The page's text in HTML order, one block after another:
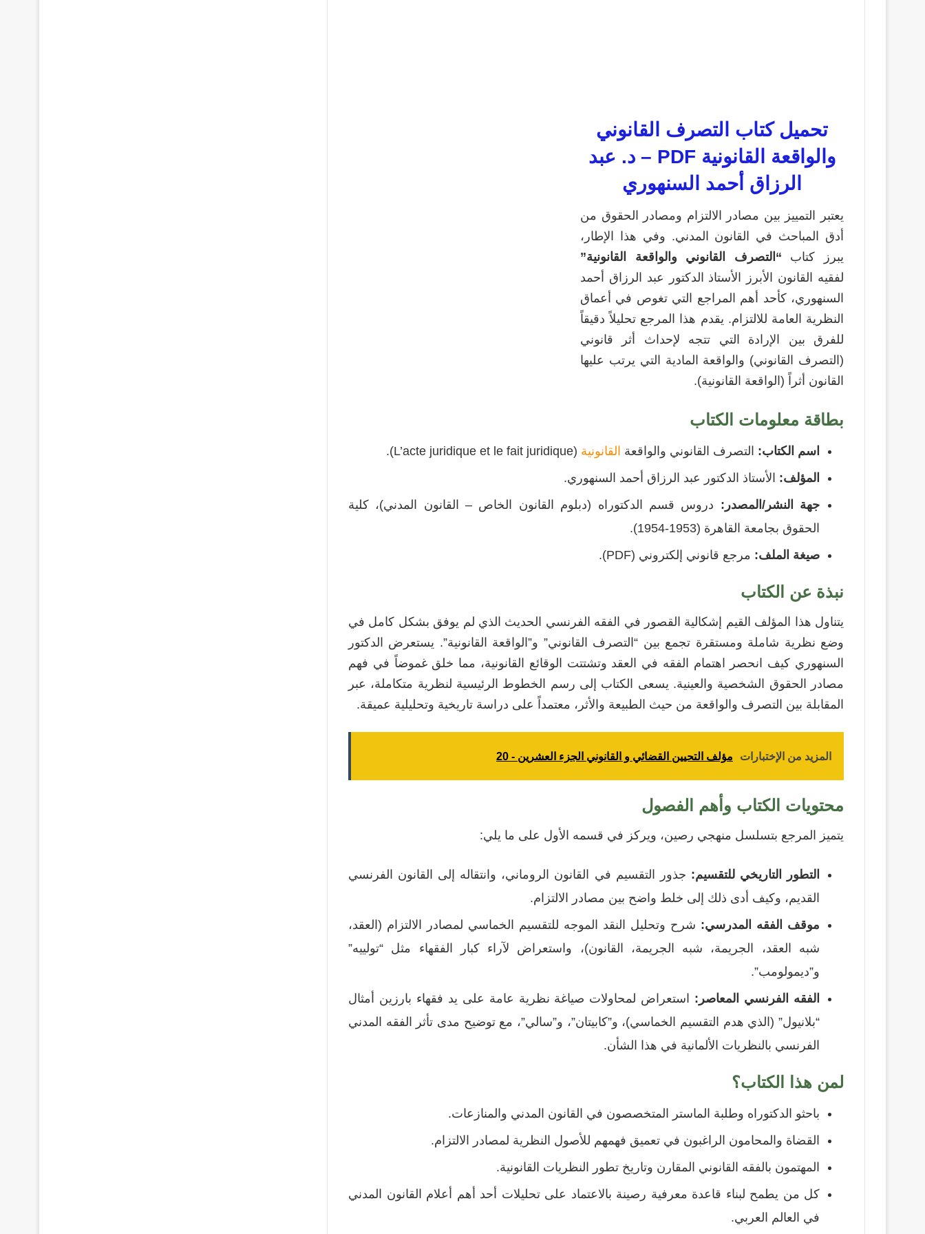
تحميل كتاب التصرف القانوني
والواقعة القانونية PDF – د. عبد
الرزاق أحمد السنهوري
يعتبر التمييز بين مصادر الالتزام ومصادر الحقوق من
أدق المباحث في القانون المدني. وفي هذا الإطار،
يبرز كتاب “التصرف القانوني والواقعة القانونية”
لفقيه القانون الأبرز الأستاذ الدكتور عبد الرزاق أحمد
السنهوري، كأحد أهم المراجع التي تغوص في أعماق
النظرية العامة للالتزام. يقدم هذا المرجع تحليلاً دقيقاً
للفرق بين الإرادة التي تتجه لإحداث أثر قانوني
(التصرف القانوني) والواقعة المادية التي يرتب عليها
القانون أثراً (الواقعة القانونية).
بطاقة معلومات الكتاب
اسم الكتاب: التصرف القانوني والواقعة القانونية (L’acte juridique et le fait juridique).
المؤلف: الأستاذ الدكتور عبد الرزاق أحمد السنهوري.
جهة النشر/المصدر: دروس قسم الدكتوراه (دبلوم القانون الخاص – القانون المدني)، كلية
الحقوق بجامعة القاهرة (1953-1954).
صيغة الملف: مرجع قانوني إلكتروني (PDF).
نبذة عن الكتاب
يتناول هذا المؤلف القيم إشكالية القصور في الفقه الفرنسي الحديث الذي لم يوفق بشكل كامل في
وضع نظرية شاملة ومستقرة تجمع بين “التصرف القانوني” و”الواقعة القانونية”. يستعرض الدكتور
السنهوري كيف انحصر اهتمام الفقه في العقد وتشتتت الوقائع القانونية، مما خلق غموضاً في فهم
مصادر الحقوق الشخصية والعينية. يسعى الكتاب إلى رسم الخطوط الرئيسية لنظرية متكاملة، عبر
المقابلة بين التصرف والواقعة من حيث الطبيعة والأثر، معتمداً على دراسة تاريخية وتحليلية عميقة.
المزيد من الإختبارات مؤلف التحيين القضائي و القانوني الجزء العشرين - 20
محتويات الكتاب وأهم الفصول
يتميز المرجع بتسلسل منهجي رصين، ويركز في قسمه الأول على ما يلي:
التطور التاريخي للتقسيم: جذور التقسيم في القانون الروماني، وانتقاله إلى القانون الفرنسي
القديم، وكيف أدى ذلك إلى خلط واضح بين مصادر الالتزام.
موقف الفقه المدرسي: شرح وتحليل النقد الموجه للتقسيم الخماسي لمصادر الالتزام (العقد،
شبه العقد، الجريمة، شبه الجريمة، القانون)، واستعراض لآراء كبار الفقهاء مثل “تولييه”
و”ديمولومب”.
الفقه الفرنسي المعاصر: استعراض لمحاولات صياغة نظرية عامة على يد فقهاء بارزين أمثال
“بلانيول” (الذي هدم التقسيم الخماسي)، و”كابيتان”، و”سالي”، مع توضيح مدى تأثر الفقه المدني
الفرنسي بالنظريات الألمانية في هذا الشأن.
لمن هذا الكتاب؟
باحثو الدكتوراه وطلبة الماستر المتخصصون في القانون المدني والمنازعات.
القضاة والمحامون الراغبون في تعميق فهمهم للأصول النظرية لمصادر الالتزام.
المهتمون بالفقه القانوني المقارن وتاريخ تطور النظريات القانونية.
كل من يطمح لبناء قاعدة معرفية رصينة بالاعتماد على تحليلات أحد أهم أعلام القانون المدني
في العالم العربي.